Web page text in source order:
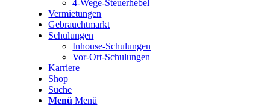
4-Wege-Steuerhebel
Vermietungen
Gebrauchtmarkt
Schulungen
Inhouse-Schulungen
Vor-Ort-Schulungen
Karriere
Shop
Suche
Menü Menü